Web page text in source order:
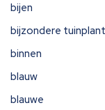
bijen
bijzondere
binnen
blauw
blauwe